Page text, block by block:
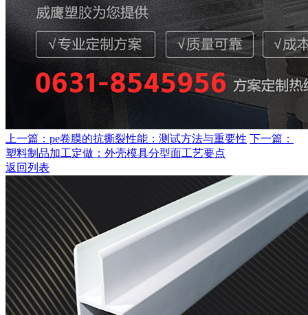
上一篇：pe卷膜的抗撕裂性能：测试方法与重要性 下一篇：
塑料制品加工定做：外壳模具分型面工艺要点
返回列表